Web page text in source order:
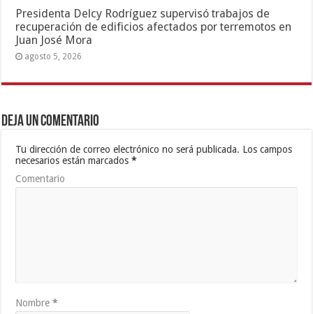
Presidenta Delcy Rodríguez supervisó trabajos de
recuperación de edificios afectados por terremotos en
Juan José Mora
agosto 5, 2026
Deja un comentario
Tu dirección de correo electrónico no será publicada. Los campos
necesarios están marcados*
Comentario
Nombre*